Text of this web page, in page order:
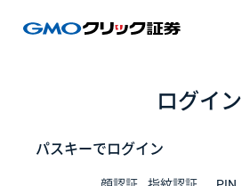
ログイン
パスキーでログイン